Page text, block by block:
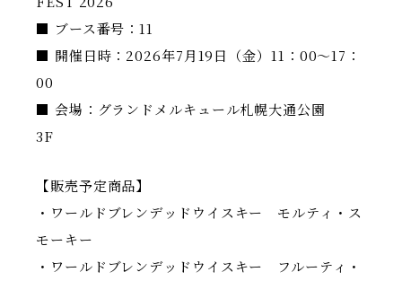
■ ブース番号：11
■ 開催日時：2026年7月19日（金）11：00～17：
00
■ 会場：グランドメルキュール札幌大通公園
3F
【販売予定商品】
・ワールドブレンデッドウイスキー モルティ・ス
モーキー
・ワールドブレンデッドウイスキー フルーティ・